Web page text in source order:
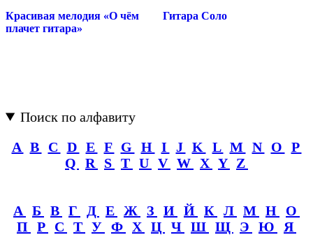
Красивая мелодия «О чём
плачет гитара»
Гитара Соло
Поиск по алфавиту
A B C D E F G H I J K L M N O
P
Q
R S T U V W X Y Z
А Б В Г Д Е Ж З И Й К Л М Н
О
П Р С Т У Ф Х Ц Ч Ш Щ Э Ю Я